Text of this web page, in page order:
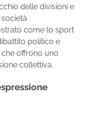
delle divisioni e
come lo sport
politico e
offrono uno
collettiva.